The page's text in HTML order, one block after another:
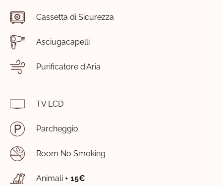
Cassetta di Sicurezza
Asciugacapelli
Purificatore d'Aria
TV LCD
Parcheggio
Room No Smoking
Animali + 15€